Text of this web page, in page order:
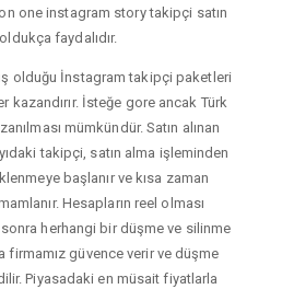
one instagram story takipçi satın
faydalıdır.
olduğu İnstagram takipçi paketleri
İsteğe gore ancak Türk
mümkündür. Satın alınan
takipçi, satın alma işleminden
başlanır ve kısa zaman
Hesapların reel olması
herhangi bir düşme ve silinme
firmamız güvence verir ve düşme
Piyasadaki en müsait fiyatlarla